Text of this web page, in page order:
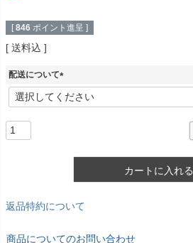
[ 846 ポイント進呈 ]
送料込
配送について
(
必
カートに入れる
返品特約について
商品についてのお問い合わせ